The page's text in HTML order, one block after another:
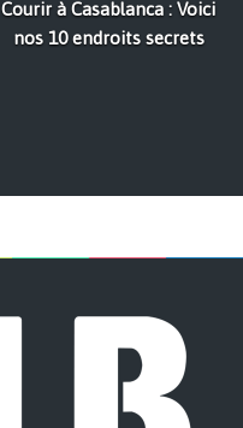
Courir à Casablanca : Voici
nos 10 endroits secrets